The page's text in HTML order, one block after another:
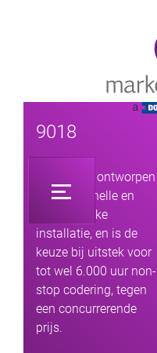
9018
De 9018 is ontworpen
voor een snelle en
gemakkelijke
installatie, en is de
keuze bij uitstek voor
tot wel 6.000 uur non-
stop codering, tegen
een concurrerende
prijs.